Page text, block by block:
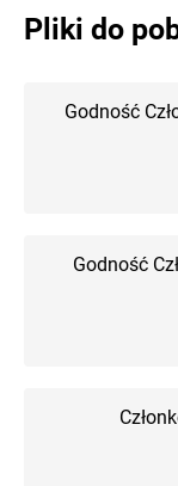
Pliki do
Godność
Godność